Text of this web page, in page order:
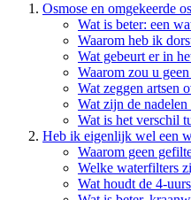
Osmose en omgekeerde
Wat is beter: een
Waarom heb ik
Wat gebeurt er in
Waarom zou u
Wat zeggen artsen
Wat zijn de nadelen
Wat is het verschil
Heb ik eigenlijk wel een
Waarom geen
Welke waterfilters
Wat houdt de 4-